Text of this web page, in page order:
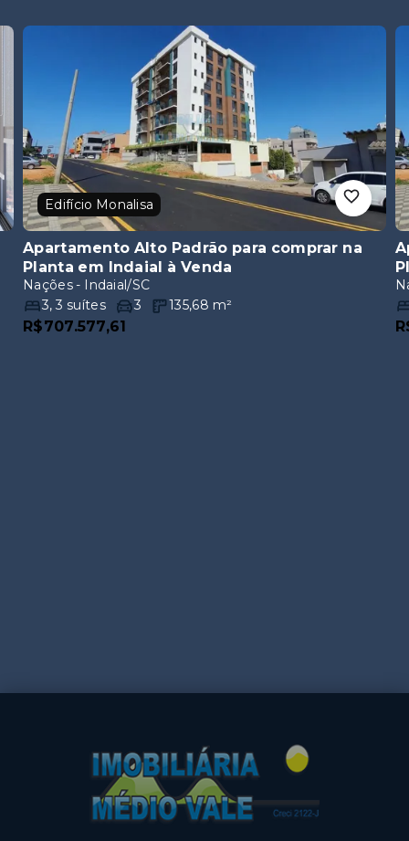
Edifício Monalisa
Apartamento Alto Padrão para comprar na
Planta em Indaial à Venda
Nações - Indaial/SC
3,3 suítes 3 135,68 m²
R$707.577,61